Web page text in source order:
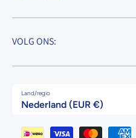
VOLG ONS:
Land/regio
Nederland (EUR €)